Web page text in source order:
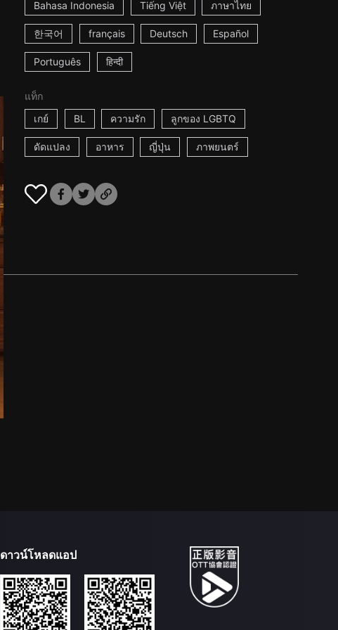
Bahasa Indonesia Tiếng Việt ภาษาไทย
한국어 français Deutsch Español
Português हिन्दी
แท็ก
เกย์
BL ความรัก ลูกของ LGBTQ
ดัดแปลง อาหาร ญี่ปุ่น ภาพยนตร์
ดาวน์โหลดแอป